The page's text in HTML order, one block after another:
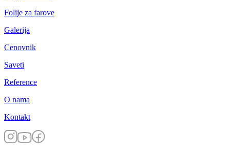
Folije za farove
Galerija
Cenovnik
Saveti
Reference
O nama
Kontakt